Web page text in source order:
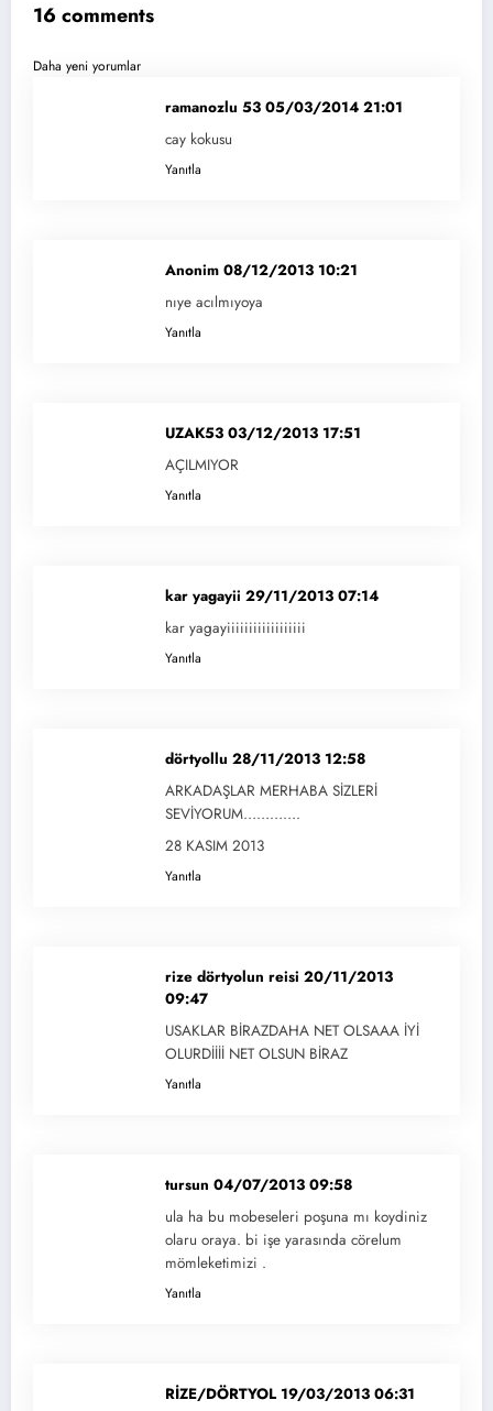
16 comments
Yorum
Daha yeni yorumlar
ramanozlu 53 05/03/2014 21:01
cay kokusu
Yanıtla
Anonim 08/12/2013 10:21
nıye acılmıyoya
Yanıtla
UZAK53 03/12/2013 17:51
AÇILMIYOR
Yanıtla
kar yagayii 29/11/2013 07:14
kar yagayiiiiiiiiiiiiiiiiii
Yanıtla
dörtyollu 28/11/2013 12:58
ARKADAŞLAR MERHABA SİZLERİ
SEVİYORUM………….
28 KASIM 2013
Yanıtla
rize dörtyolun reisi 20/11/2013
09:47
USAKLAR BİRAZDAHA NET OLSAAA İYİ
OLURDİİİİ NET OLSUN BİRAZ
Yanıtla
tursun 04/07/2013 09:58
ula ha bu mobeseleri poşuna mı koydiniz
olaru oraya. bi işe yarasında cörelum
mömleketimizi .
Yanıtla
RİZE/DÖRTYOL 19/03/2013 06:31